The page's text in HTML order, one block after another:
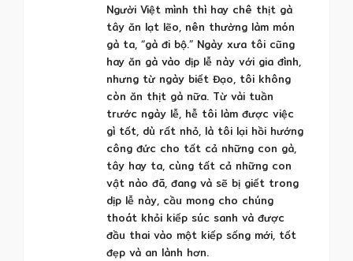
Người Việt mình thì hay chê thịt gà
tây ăn lạt lẽo, nên thường làm món
gà ta, “gà đi bộ.” Ngày xưa tôi cũng
hay ăn gà vào dịp lễ này với gia đình,
nhưng từ ngày biết Đạo, tôi không
còn ăn thịt gà nữa. Từ vài tuần
trước ngày lễ, hễ tôi làm được việc
gì tốt, dù rất nhỏ, là tôi lại hồi hướng
công đức cho tất cả những con gà,
tây hay ta, cùng tất cả những con
vật nào đã, đang và sẽ bị giết trong
dịp lễ này, cầu mong cho chúng
thoát khỏi kiếp súc sanh và được
đầu thai vào một kiếp sống mới, tốt
đẹp và an lành hơn.